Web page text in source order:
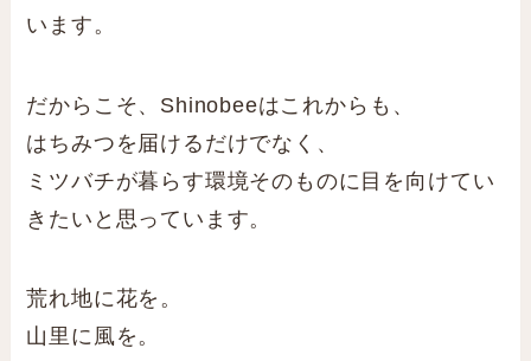
います。
だからこそ、Shinobeeはこれからも、
はちみつを届けるだけでなく、
ミツバチが暮らす環境そのものに目を向けてい
きたいと思っています。
荒れ地に花を。
山里に風を。